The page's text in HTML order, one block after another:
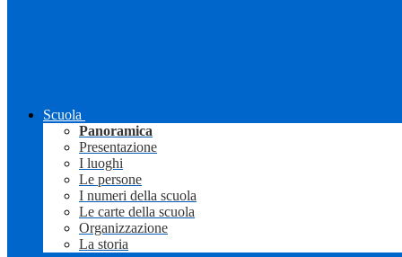
Scuola
Panoramica
Presentazione
I luoghi
Le persone
I numeri della scuola
Le carte della scuola
Organizzazione
La storia